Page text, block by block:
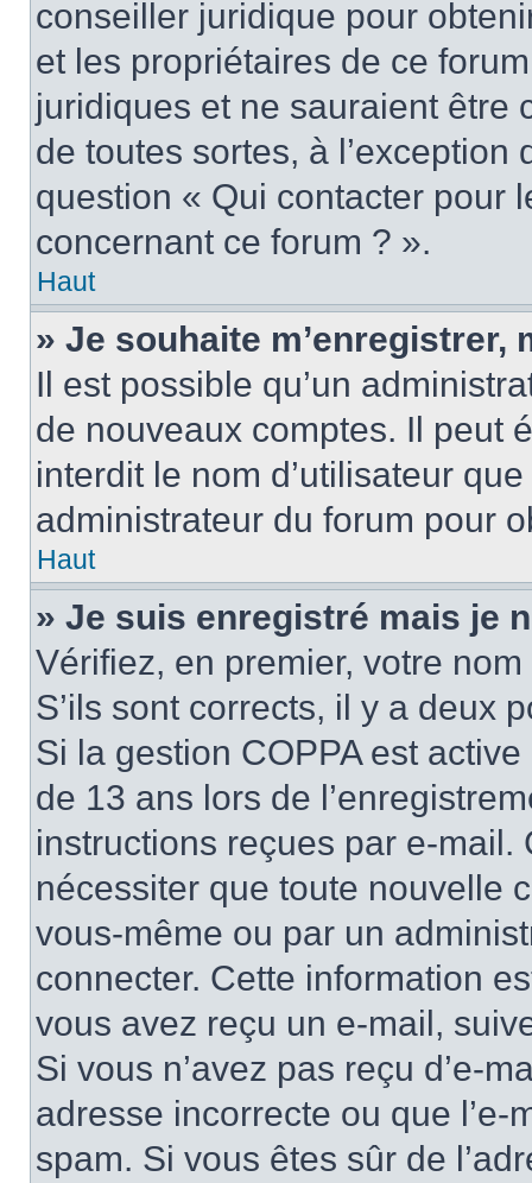
conseiller juridique pour
et les propriétaires de ce
juridiques et ne sauraient être
de toutes sortes, à
question « Qui contacter pour
concernant ce forum ? ».
Haut
» Je souhaite m’enregistrer,
Il est possible qu’un
de nouveaux comptes. Il peut
interdit le nom d’utilisateur
administrateur du forum pour
Haut
» Je suis enregistré mais je
Vérifiez, en premier, votre
S’ils sont corrects, il y a deux
Si la gestion COPPA est
de 13 ans lors de
instructions reçues par e-
nécessiter que toute nouvelle
vous-même ou par un
connecter. Cette information
vous avez reçu un e-mail,
Si vous n’avez pas reçu d’e-
adresse incorrecte ou que
spam. Si vous êtes sûr de